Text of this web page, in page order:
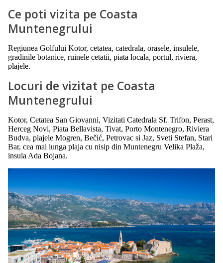
Ce poti vizita pe Coasta
Muntenegrului
Regiunea Golfului Kotor, cetatea, catedrala, orasele, insulele,
gradinile botanice, ruinele cetatii, piata locala, portul, riviera,
plajele.
Locuri de vizitat pe Coasta
Muntenegrului
Kotor, Cetatea San Giovanni, Vizitati Catedrala Sf. Trifon, Perast,
Herceg Novi, Piata Bellavista, Tivat, Porto Montenegro, Riviera
Budva, plajele Mogren, Bečić, Petrovac si Jaz, Sveti Stefan, Stari
Bar, cea mai lunga plaja cu nisip din Muntenegru Velika Plaža,
insula Ada Bojana.